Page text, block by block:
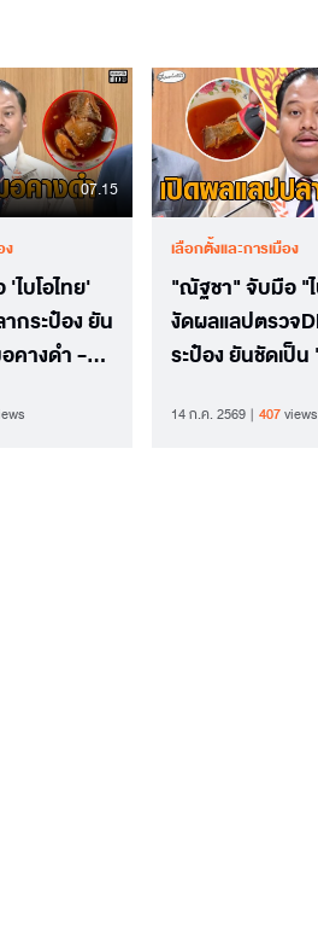
07.15
ง
บโอไทย'
กระป๋อง ยัน
คางดำ -
เลือกตั้งและการเมือง
"ณัฐชา" จับมือ "ไ
งัดผลแลปตรวจ
ระป๋อง ยันชัดเป็น
14 ก.ค. 2569 407views